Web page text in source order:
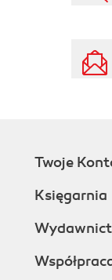
Twoje
Księgarnia